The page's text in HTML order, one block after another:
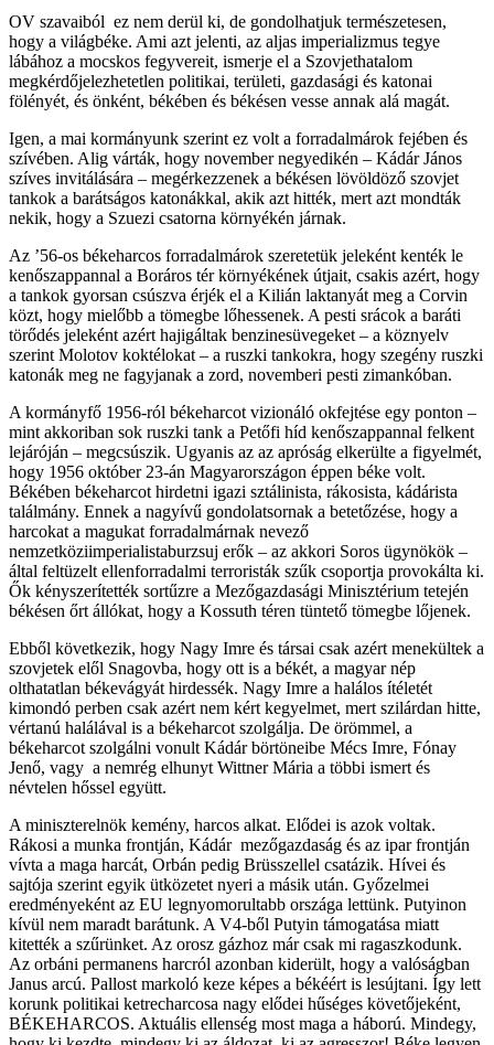
OV szavaiból ez nem derül ki, de gondolhatjuk természetesen,
hogy a világbéke. Ami azt jelenti, az aljas imperializmus tegye
lábához a mocskos fegyvereit, ismerje el a Szovjethatalom
megkérdőjelezhetetlen politikai, területi, gazdasági és katonai
fölényét, és önként, békében és békésen vesse annak alá magát.
Igen, a mai kormányunk szerint ez volt a forradalmárok fejében és
szívében. Alig várták, hogy november negyedikén – Kádár János
szíves invitálására – megérkezzenek a békésen lövöldöző szovjet
tankok a barátságos katonákkal, akik azt hitték, mert azt mondták
nekik, hogy a Szuezi csatorna környékén járnak.
Az ’56-os békeharcos forradalmárok szeretetük jeleként kenték le
kenőszappannal a Boráros tér környékének útjait, csakis azért, hogy
a tankok gyorsan csúszva érjék el a Kilián laktanyát meg a Corvin
közt, hogy mielőbb a tömegbe lőhessenek. A pesti srácok a baráti
törődés jeleként azért hajigáltak benzinesüvegeket – a köznyelv
szerint Molotov koktélokat – a ruszki tankokra, hogy szegény ruszki
katonák meg ne fagyjanak a zord, novemberi pesti zimankóban.
A kormányfő 1956-ról békeharcot vizionáló okfejtése egy ponton –
mint akkoriban sok ruszki tank a Petőfi híd kenőszappannal felkent
lejáróján – megcsúszik. Ugyanis az az apróság elkerülte a figyelmét,
hogy 1956 október 23-án Magyarországon éppen béke volt.
Békében békeharcot hirdetni igazi sztálinista, rákosista, kádárista
találmány. Ennek a nagyívű gondolatsornak a betetőzése, hogy a
harcokat a magukat forradalmárnak nevező
nemzetköziimperialistaburzsuj erők – az akkori Soros ügynökök –
által feltüzelt ellenforradalmi terroristák szűk csoportja provokálta ki.
Ők kényszerítették sortűzre a Mezőgazdasági Minisztérium tetején
békésen őrt állókat, hogy a Kossuth téren tüntető tömegbe lőjenek.
Ebből következik, hogy Nagy Imre és társai csak azért menekültek a
szovjetek elől Snagovba, hogy ott is a békét, a magyar nép
olthatatlan békevágyát hirdessék. Nagy Imre a halálos ítéletét
kimondó perben csak azért nem kért kegyelmet, mert szilárdan hitte,
vértanú halálával is a békeharcot szolgálja. De örömmel, a
békeharcot szolgálni vonult Kádár börtöneibe Mécs Imre, Fónay
Jenő, vagy a nemrég elhunyt Wittner Mária a többi ismert és
névtelen hőssel együtt.
A miniszterelnök kemény, harcos alkat. Elődei is azok voltak.
Rákosi a munka frontján, Kádár mezőgazdaság és az ipar frontján
vívta a maga harcát, Orbán pedig Brüsszellel csatázik. Hívei és
sajtója szerint egyik ütközetet nyeri a másik után. Győzelmei
eredményeként az EU legnyomorultabb országa lettünk. Putyinon
kívül nem maradt barátunk. A V4-ből Putyin támogatása miatt
kitették a szűrünket. Az orosz gázhoz már csak mi ragaszkodunk.
Az orbáni permanens harcról azonban kiderült, hogy a valóságban
Janus arcú. Pallost markoló keze képes a békéért is lesújtani. Így lett
korunk politikai ketrecharcosa nagy elődei hűséges követőjeként,
BÉKEHARCOS. Aktuális ellenség most maga a háború. Mindegy,